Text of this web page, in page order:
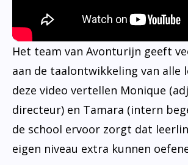
Het team van Avonturijn geeft
aan de taalontwikkeling van alle
deze video vertellen Monique
directeur) en Tamara (intern
de school ervoor zorgt dat
eigen niveau extra kunnen